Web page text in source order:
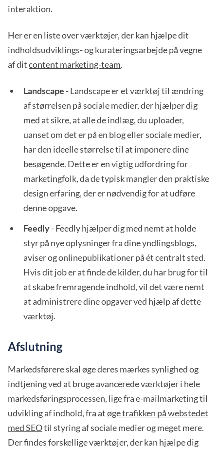
interaktion.
Her er en liste over værktøjer, der kan hjælpe dit
indholdsudviklings- og kurateringsarbejde på vegne
af ditcontent marketing-team.
Landscape - Landscape er et værktøj til ændring
af størrelsen på sociale medier, der hjælper dig
med at sikre, at alle de indlæg, du uploader,
uanset om det er på en blog eller sociale medier,
har den ideelle størrelse til at imponere dine
besøgende. Dette er en vigtig udfordring for
marketingfolk, da de typisk mangler den praktiske
design erfaring, der er nødvendig for at udføre
denne opgave.
Feedly- Feedly hjælper dig med nemt at holde
styr på nye oplysninger fra dine yndlingsblogs,
aviser og onlinepublikationer på ét centralt sted.
Hvis dit job er at finde de kilder, du har brug for til
at skabe fremragende indhold, vil det være nemt
at administrere dine opgaver ved hjælp af dette
værktøj.
Afslutning
Markedsførere skal øge deres mærkes synlighed og
indtjening ved at bruge avancerede værktøjer i hele
markedsføringsprocessen, lige fra e-mailmarketing til
udvikling af indhold, fra atøge trafikken på webstedet
med SEOtil styring af sociale medier og meget mere.
Der findes forskellige værktøjer, der kan hjælpe dig